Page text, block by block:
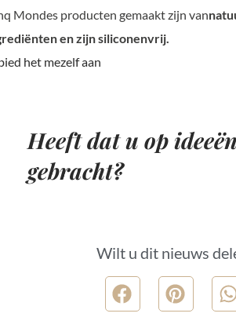
Mondes producten gemaakt zijn van
en zijn siliconenvrij.
het mezelf aan
Heeft dat u op ideeën
gebracht?
Wilt u dit nieuws